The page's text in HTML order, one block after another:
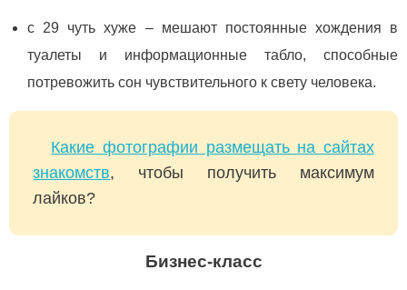
с 29 чуть хуже – мешают постоянные хождения в
туалеты и информационные табло, способные
потревожить сон чувствительного к свету человека.
Какие фотографии размещать на сайтах
знакомств, чтобы получить максимум
лайков?
Бизнес-класс